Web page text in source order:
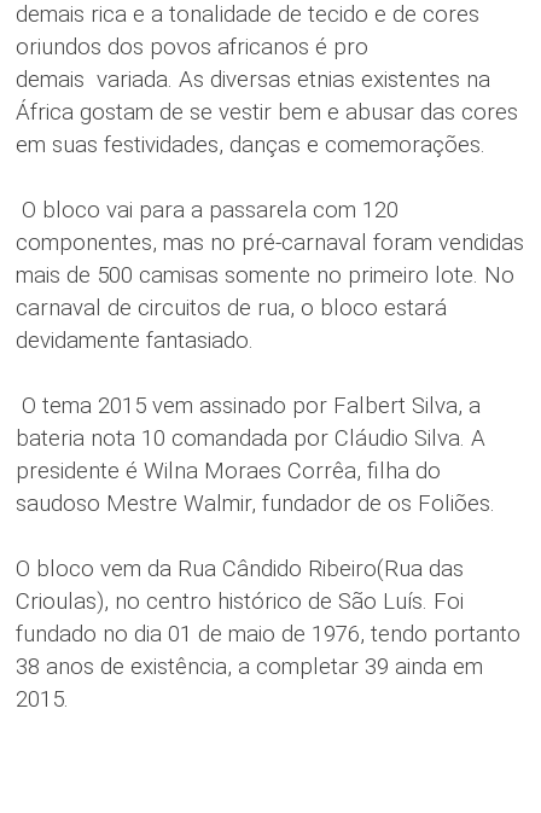
demais rica e a tonalidade de tecido e de cores
oriundos dos povos africanos é pro
demais variada. As diversas etnias existentes na
África gostam de se vestir bem e abusar das cores
em suas festividades, danças e comemorações.
O bloco vai para a passarela com 120
componentes, mas no pré-carnaval foram vendidas
mais de 500 camisas somente no primeiro lote. No
carnaval de circuitos de rua, o bloco estará
devidamente fantasiado.
O tema 2015 vem assinado por Falbert Silva, a
bateria nota 10 comandada por Cláudio Silva. A
presidente é Wilna Moraes Corrêa, filha do
saudoso Mestre Walmir, fundador de os Foliões.
O bloco vem da Rua Cândido Ribeiro(Rua das
Crioulas), no centro histórico de São Luís. Foi
fundado no dia 01 de maio de 1976, tendo portanto
38 anos de existência, a completar 39 ainda em
2015.